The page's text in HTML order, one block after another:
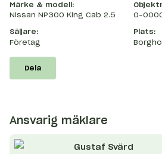
Märke & modell:
Nissan NP300 King Cab 2.5
O-
Säljare:
Företag
Plats:
Dela
Ansvarig mäklare
Gustaf Svärd